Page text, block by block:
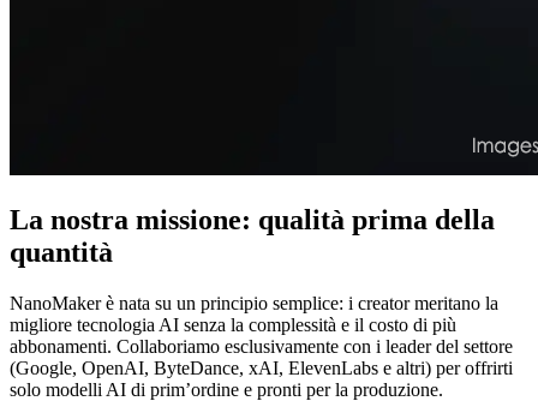
La nostra missione: qualità prima della
quantità
NanoMaker è nata su un principio semplice: i creator meritano la
migliore tecnologia AI senza la complessità e il costo di più
abbonamenti. Collaboriamo esclusivamente con i leader del settore
(Google, OpenAI, ByteDance, xAI, ElevenLabs e altri) per offrirti
solo modelli AI di prim’ordine e pronti per la produzione.